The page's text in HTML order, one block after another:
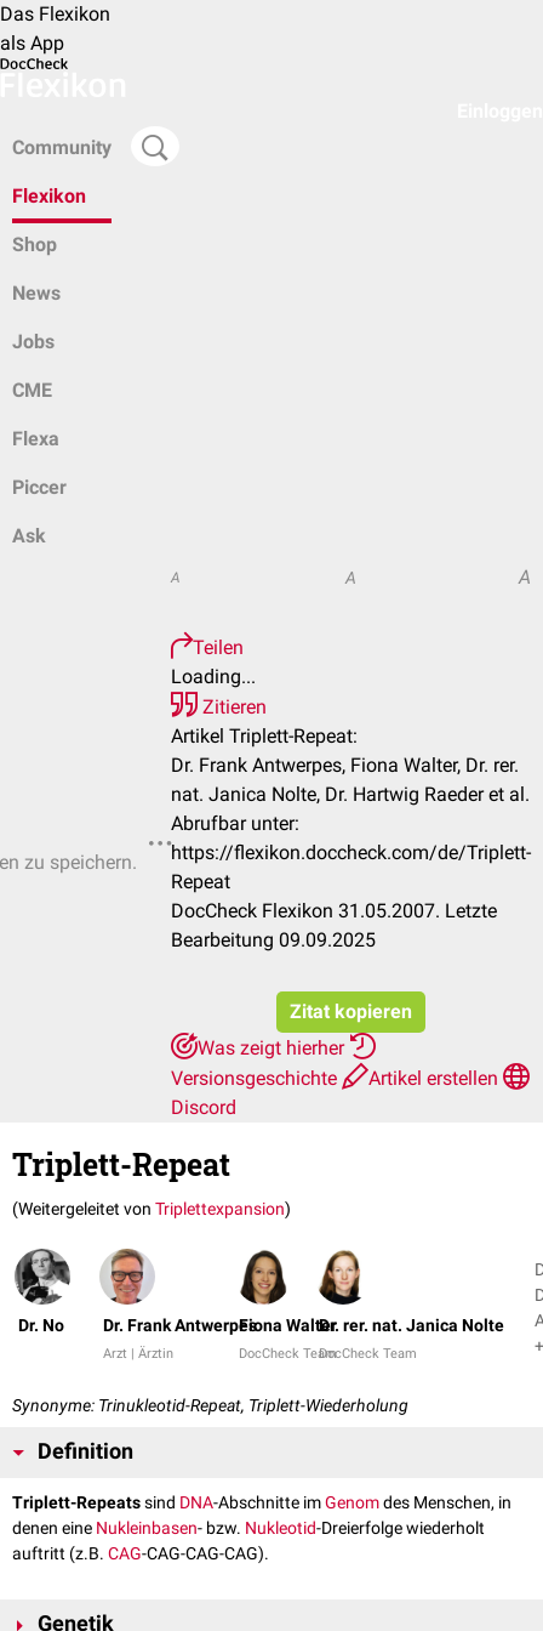
Das Flexikon
als App
Community
Flexikon
Shop
News
Jobs
CME
Flexa
Piccer
Ask
zu speichern.
A A A
Teilen
Loading...
Zitieren
Artikel Triplett-Repeat:
Dr. Frank Antwerpes, Fiona Walter, Dr. rer.
nat. Janica Nolte, Dr. Hartwig Raeder et al.
Abrufbar unter:
https://flexikon.doccheck.com/de/Triplett-
Repeat
DocCheck Flexikon 31.05.2007. Letzte
Bearbeitung 09.09.2025
Zitat kopieren
Was zeigt hierher
Versionsgeschichte
Artikel erstellen
Discord
Triplett-Repeat
(Weitergeleitet von Triplettexpansion)
Dr. No Dr. Frank Antwerpes
Arzt | Ärztin
Fiona Walter
DocCheck Team
Dr. rer. nat. Janica Nolte
DocCheck Team
Synonyme: Trinukleotid-Repeat, Triplett-Wiederholung
Definition
Triplett-Repeatssind DNA-Abschnitte imGenomdes Menschen, in
denen eine Nukleinbasen- bzw. Nukleotid-Dreierfolge wiederholt
auftritt (z.B. CAG-CAG-CAG-CAG).
Genetik